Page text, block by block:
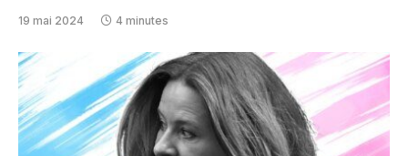
19 mai 2024 4 minutes